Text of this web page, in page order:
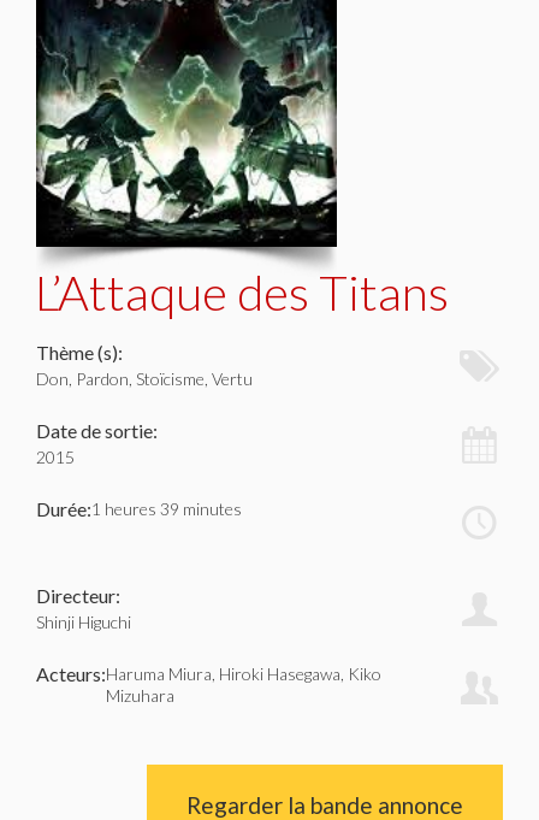
L’Attaque des Titans
Thème (s):
Don, Pardon, Stoïcisme, Vertu
Date de sortie:
2015
Durée:1 heures 39 minutes
Directeur:
Shinji Higuchi
Acteurs:Haruma Miura, Hiroki Hasegawa, Kiko
Mizuhara
Regarder la bande annonce